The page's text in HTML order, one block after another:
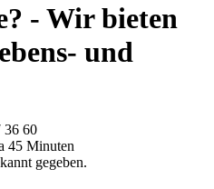
- Wir bieten
und
36 60
45 Minuten
gegeben.